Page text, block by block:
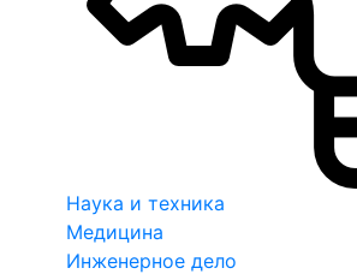
Наука и техника
Медицина
Инженерное дело